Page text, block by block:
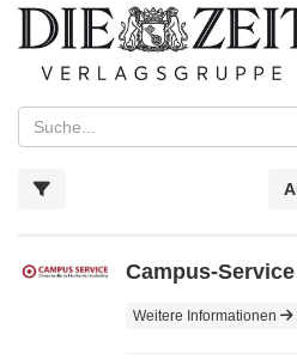
Campus-
Weitere Informationen